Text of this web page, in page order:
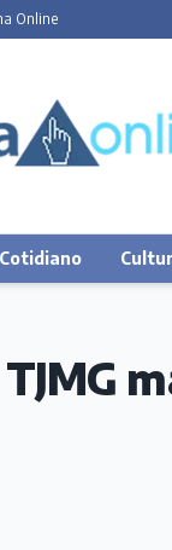
Online
Cotidiano
TJMG